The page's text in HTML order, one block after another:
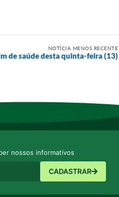
NOTÍCIA MENOS RECENTE
de saúde desta quinta-feira (13)
nossos informativos
CADASTRAR